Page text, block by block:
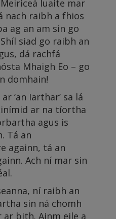
luaite mar
nach raibh a fhios
ag an am sin go
siad go raibh an
dá rachfá
Mhaigh Eo – go
domhain!
‘an Iarthar’ sa lá
ar na tíortha
agus is
Tá an
againn, tá an
Ach ní mar sin
ní raibh an
sin ná chomh
bith. Ainm eile a